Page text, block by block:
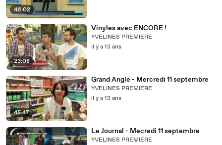
46:02
23:08
Vinyles avec ENCORE !
YVELINES PREMIERE
il y a 13 ans
45:47
Grand Angle - Mercredi 11 septembre
YVELINES PREMIERE
il y a 13 ans
Le Journal - Mecredi 11 septembre
YVELINES PREMIERE